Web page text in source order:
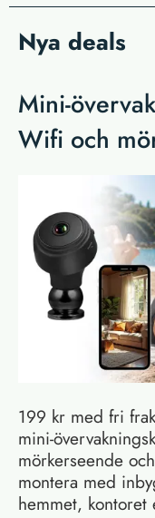
Nya deals
Mini-
Wifi och
199 kr med fri
mini-
mörkerseende
montera med
hemmet, kontoret